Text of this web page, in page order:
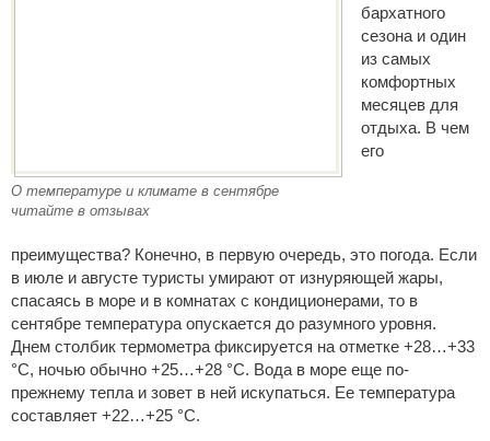
О температуре и климате в сентябре
читайте в отзывах
бархатного
сезона и один
из самых
комфортных
месяцев для
отдыха. В чем
его
преимущества? Конечно, в первую очередь, это погода. Если
в июле и августе туристы умирают от изнуряющей жары,
спасаясь в море и в комнатах с кондиционерами, то в
сентябре температура опускается до разумного уровня.
Днем столбик термометра фиксируется на отметке +28…+33
°C, ночью обычно +25…+28 °C. Вода в море еще по-
прежнему тепла и зовет в ней искупаться. Ее температура
составляет +22…+25 °C.